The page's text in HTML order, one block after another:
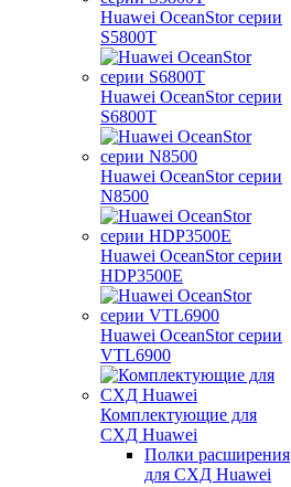
Huawei OceanStor серии
S5800T
Huawei OceanStor серии
S6800T
Huawei OceanStor серии
N8500
Huawei OceanStor серии
HDP3500E
Huawei OceanStor серии
VTL6900
Комплектующие для
СХД Huawei
Полки расширения
для СХД Huawei